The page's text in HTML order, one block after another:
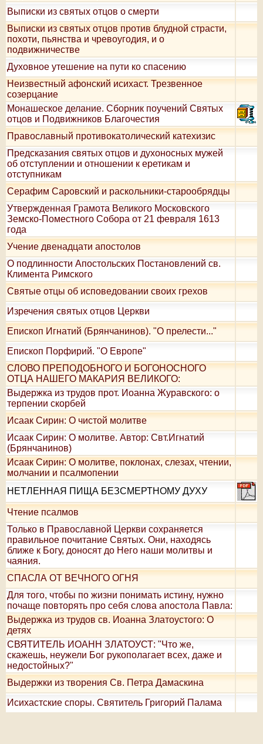
Выписки из святых отцов о смерти
Выписки из святых отцов против блудной страсти,
похоти, пьянства и чревоугодия, и о
подвижничестве
Духовное утешение на пути ко спасению
Неизвестный афонский исихаст. Трезвенное
созерцание
Монашеское делание. Сборник поучений Святых
отцов и Подвижников Благочестия
Православный противокатолический катехизис
Предсказания святых отцов и духоносных мужей
об отступлении и отношении к еретикам и
отступникам
Серафим Саровский и раскольники-старообрядцы
Утвержденная Грамота Великого Московского
Земско-Поместного Собора от 21 февраля 1613
года
Учение двенадцати апостолов
О подлинности Апостольских Постановлений св.
Климента Римского
Святые отцы об исповедовании своих грехов
Изречения святых отцов Церкви
Епископ Игнатий (Брянчанинов). "О прелести..."
Епископ Порфирий. "О Европе"
СЛОВО ПРЕПОДОБНОГО И БОГОНОСНОГО
ОТЦА НАШЕГО МАКАРИЯ ВЕЛИКОГО:
Выдержка из трудов прот. Иоанна Журавского: о
терпении скорбей
Исаак Сирин: О чистой молитве
Исаак Сирин: О молитве. Автор: Свт.Игнатий
(Брянчанинов)
Исаак Сирин: О молитве, поклонах, слезах, чтении,
молчании и псалмопении
НЕТЛЕННАЯ ПИЩА БЕЗСМЕРТНОМУ ДУХУ
Чтение псалмов
Только в Православной Церкви сохраняется
правильное почитание Святых. Они, находясь
ближе к Богу, доносят до Него наши молитвы и
чаяния.
СПАСЛА ОТ ВЕЧНОГО ОГНЯ
Для того, чтобы по жизни понимать истину, нужно
почаще повторять про себя слова апостола Павла:
Выдержка из трудов св. Иоанна Златоустого: О
детях
СВЯТИТЕЛЬ ИОАНН ЗЛАТОУСТ: "Что же,
скажешь, неужели Бог рукополагает всех, даже и
недостойных?"
Выдержки из творения Св. Петра Дамаскина
Исихастские споры. Святитель Григорий Палама